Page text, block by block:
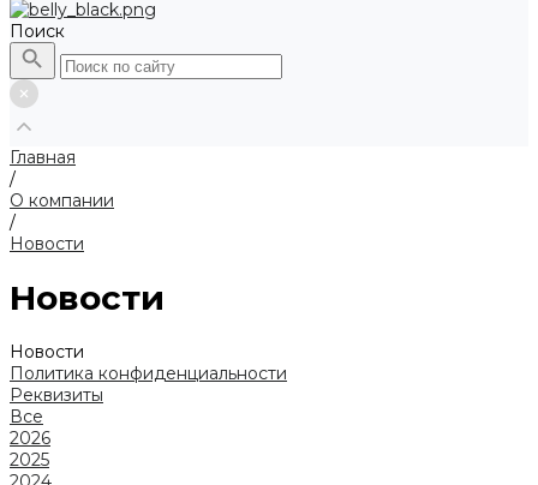
Поиск
Главная
/
О компании
/
Новости
Новости
Новости
Политика конфиденциальности
Реквизиты
Все
2026
2025